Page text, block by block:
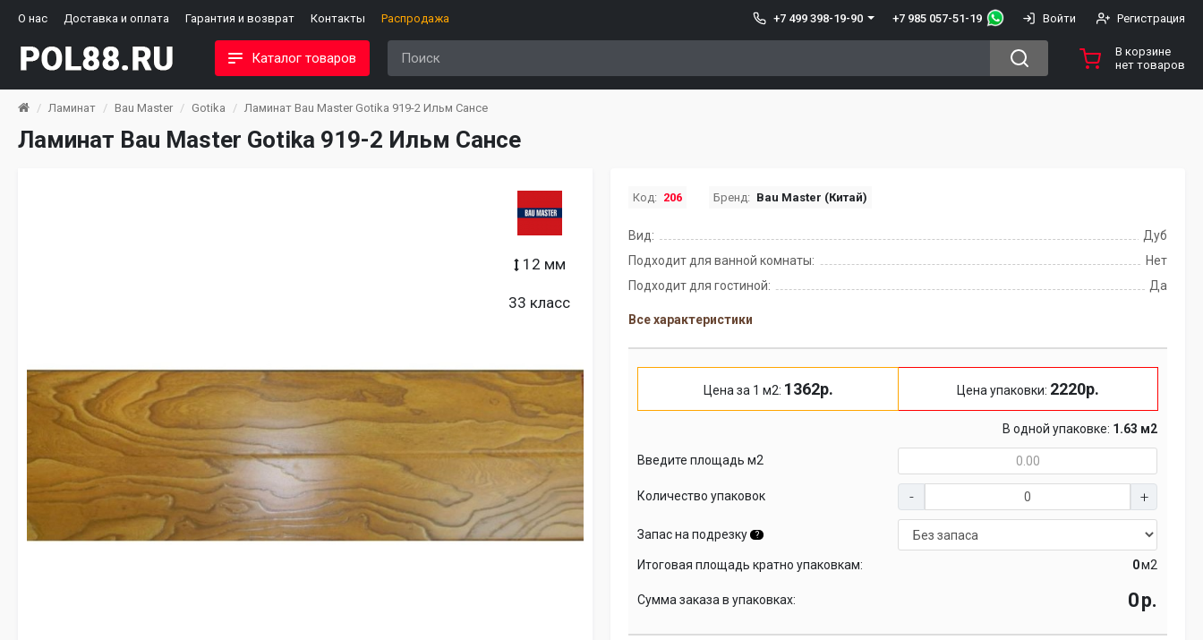
О нас Доставка и оплата Гарантия и возврат Контакты Распродажа +7 499 398-19-90 +7 985 057-51-19 Войти Регистрация
Каталог товаров
В корзине
нет товаров
Ламинат Bau Master Gotika Ламинат Bau Master Gotika 919-2 Ильм Сансе
Ламинат Bau Master Gotika 919-2 Ильм Сансе
12 мм
33 класс
Код: 206 Бренд: Bau Master (Китай)
Вид:
Дуб
Подходит для ванной комнаты:
Нет
Подходит для гостиной:
Да
Все характеристики
Цена за 1 м2: 1362р. Цена упаковки: 2220р.
В одной упаковке: 1.63 м2
Введите площадь м2
Количество упаковок
Запас на подрезку ?
Итоговая площадь кратно упаковкам: м2
Сумма заказа в упаковках: р.